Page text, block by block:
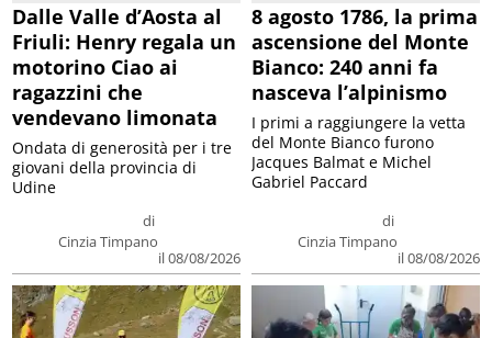
Dalle Valle d’Aosta al
Friuli: Henry regala un
motorino Ciao ai
ragazzini che
vendevano limonata
di
Cinzia Timpano
il 08/08/2026
Ondata di generosità per i tre
giovani della provincia di
Udine
8 agosto 1786, la prima
ascensione del Monte
Bianco: 240 anni fa
nasceva l’alpinismo
di
Cinzia Timpano
il 08/08/2026
I primi a raggiungere la vetta
del Monte Bianco furono
Jacques Balmat e Michel
Gabriel Paccard